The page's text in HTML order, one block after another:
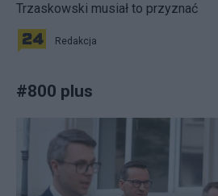
Trzaskowski musiał to przyznać
Redakcja
#800 plus